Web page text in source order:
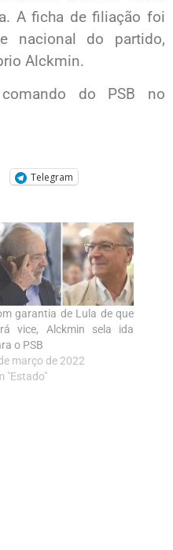
A ficha de filiação foi
nacional do partido,
Alckmin.
do PSB no
Telegram
garantia de Lula de que
vice, Alckmin sela ida
o PSB
março de 2022
"Estado"